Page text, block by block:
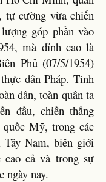
tự cường vừa chiến
góp phần vào
mà đỉnh cao là
Phủ (07/5/1954)
dân Pháp. Tinh
dân, toàn quân ta
đấu, chiến thắng
quốc Mỹ, trong các
Tây Nam, biên giới
cả và trong sự
ngày nay.